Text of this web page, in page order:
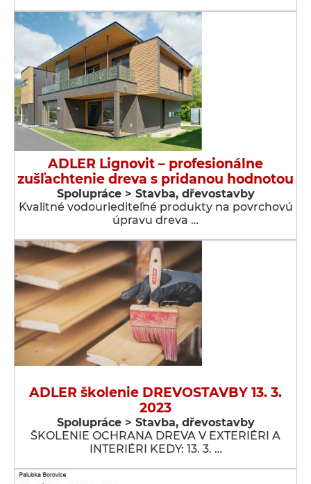
ADLER Lignovit – profesionálne
zušľachtenie dreva s pridanou hodnotou
Spolupráce > Stavba, dřevostavby
Kvalitné vodouriediteľné produkty na povrchovú
úpravu dreva …
ADLER školenie DREVOSTAVBY 13. 3.
2023
Spolupráce > Stavba, dřevostavby
ŠKOLENIE OCHRANA DREVA V EXTERIÉRI A
INTERIÉRI KEDY: 13. 3. …